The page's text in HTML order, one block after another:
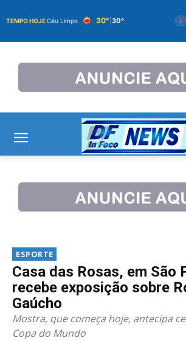
TEMPO HOJECéu Limpo 30° 30°
ESPORTE
Casa das Rosas, em São
recebe exposição sobre
Gaúcho
Mostra, que começa hoje, antecipa
Copa do Mundo